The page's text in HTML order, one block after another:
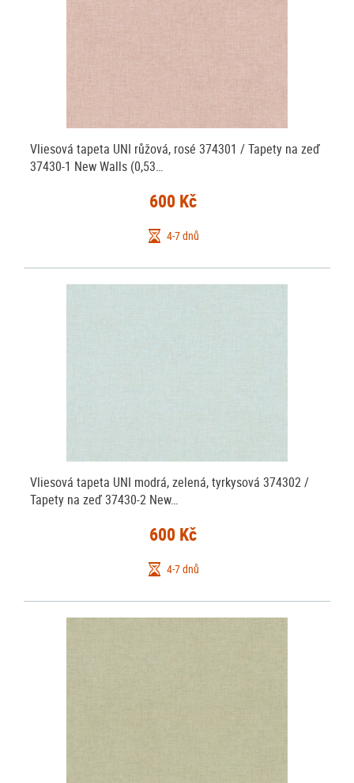
Vliesová tapeta UNI růžová, rosé 374301 / Tapety na zeď
37430-1 New Walls (0,53…
600 Kč
4-7 dnů
Vliesová tapeta UNI modrá, zelená, tyrkysová 374302 /
Tapety na zeď 37430-2 New…
600 Kč
4-7 dnů